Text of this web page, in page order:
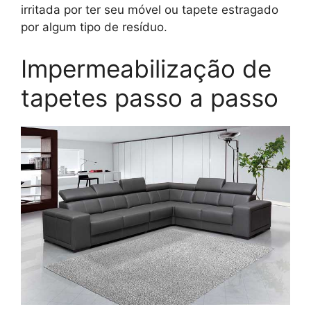
irritada por ter seu móvel ou tapete estragado
por algum tipo de resíduo.
Impermeabilização de
tapetes passo a passo